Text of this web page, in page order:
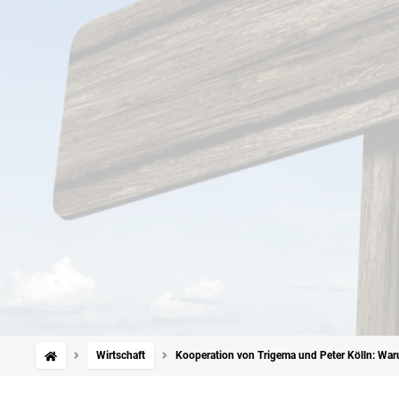
Wirtschaft Kooperation von Trigema und Peter Kölln: